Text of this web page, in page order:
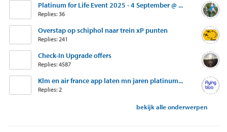
Platinum for Life Event 2025 - 4 September @ ...
Replies: 36
Overstap op schiphol naar trein xP punten
Replies: 241
Check-In Upgrade offers
Replies: 4587
Klm en air france app laten mn jaren platinum...
Replies: 2
bekijk alle onderwerpen